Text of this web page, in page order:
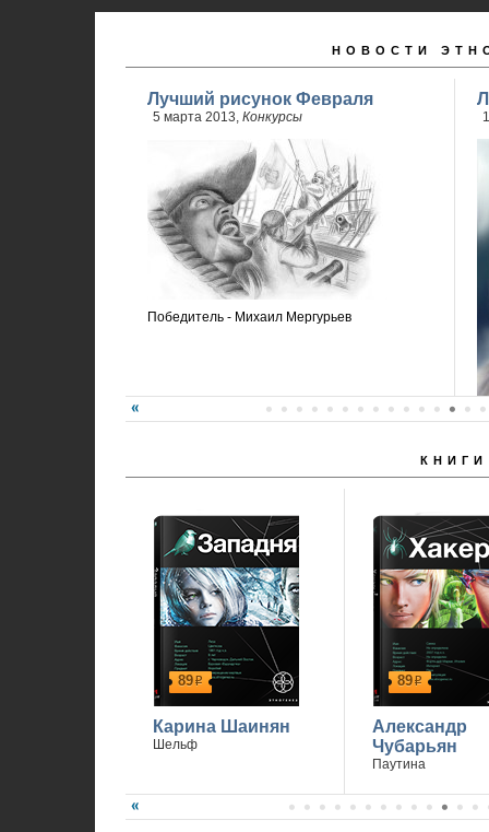
НОВОСТИ
Лучший рисунок Февраля
5 марта 2013, Конкурсы
Победитель - Михаил Мергурьев
КНИГИ
89р
Карина Шаинян
Шельф
89р
Александр
Чубарьян
Паутина